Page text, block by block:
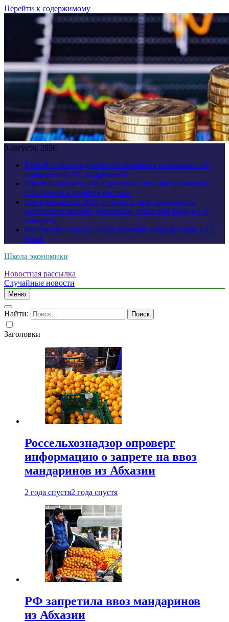
Перейти к содержимому
9 августа, 2026
Банк Revolut продолжил блокировать пользователей
защищенной ОС GrapheneOS
Юрий Кушнарёв: «Мы довольны тем, что у команды
есть резерв и глубина состава»
The International 2026 по Dota 2: дата проведения,
расписание матчей, участники, призовой фонд и где
смотреть
ИИ-сжатие текстур Nvidia получат и процессоры RTX
Spark
Школа экономики
Новостная рассылка
Случайные новости
Меню
Найти:
Заголовки
Россельхознадзор опроверг
информацию о запрете на ввоз
мандаринов из Абхазии
2 года спустя2 года спустя
РФ запретила ввоз мандаринов
из Абхазии